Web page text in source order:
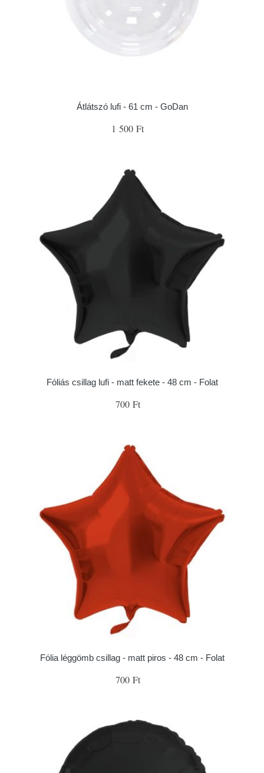
Átlátszó lufi - 61 cm - GoDan
1 500 Ft
Fóliás csillag lufi - matt fekete - 48 cm - Folat
700 Ft
Fólia léggömb csillag - matt piros - 48 cm - Folat
700 Ft